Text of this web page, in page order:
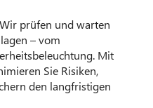
prüfen und warten
– vom
Mit
Sie Risiken,
den langfristigen